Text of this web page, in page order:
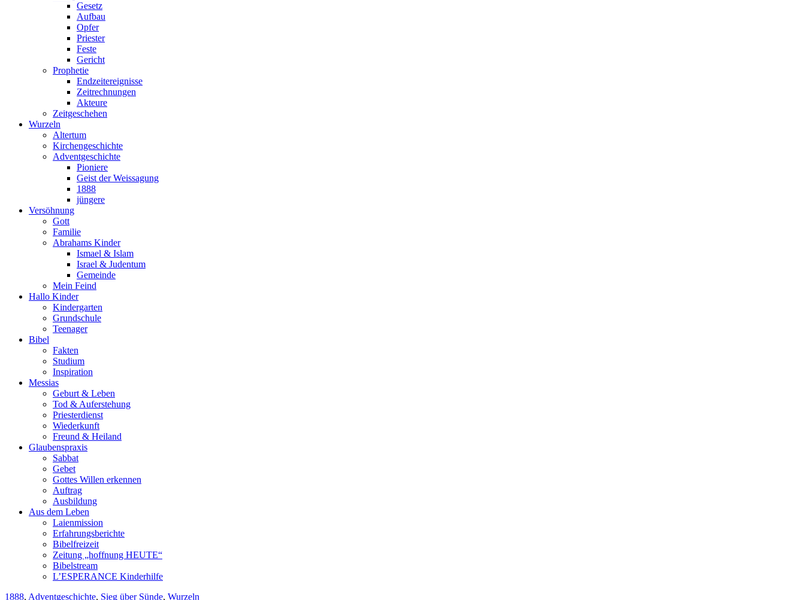
Gesetz
Aufbau
Opfer
Priester
Feste
Gericht
Prophetie
Endzeitereignisse
Zeitrechnungen
Akteure
Zeitgeschehen
Wurzeln
Altertum
Kirchengeschichte
Adventgeschichte
Pioniere
Geist der Weissagung
1888
jüngere
Versöhnung
Gott
Familie
Abrahams Kinder
Ismael & Islam
Israel & Judentum
Gemeinde
Mein Feind
Hallo Kinder
Kindergarten
Grundschule
Teenager
Bibel
Fakten
Studium
Inspiration
Messias
Geburt & Leben
Tod & Auferstehung
Priesterdienst
Wiederkunft
Freund & Heiland
Glaubenspraxis
Sabbat
Gebet
Gottes Willen erkennen
Auftrag
Ausbildung
Aus dem Leben
Laienmission
Erfahrungsberichte
Bibelfreizeit
Zeitung „hoffnung HEUTE“
Bibelstream
L’ESPERANCE Kinderhilfe
1888, Adventgeschichte, Sieg über Sünde, Wurzeln